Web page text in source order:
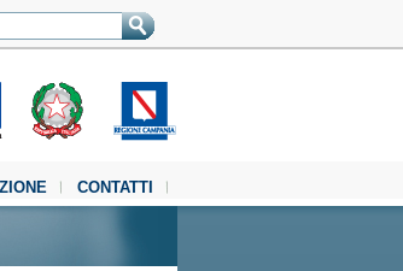
CONTATTI